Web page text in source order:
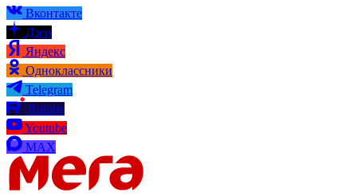
Вконтакте
Дзен
Яндекс
Одноклассники
Telegram
Rutube
Youtube
MAX